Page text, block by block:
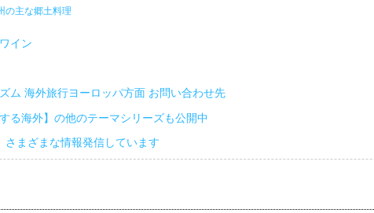
の主な郷土料理
イン
ム 海外旅行ヨーロッパ方面 お問い合わせ先
する海外】の他のテーマシリーズも公開中
さまざまな情報発信しています